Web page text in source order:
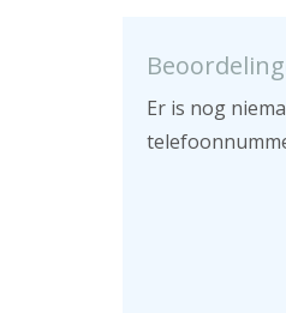
Er is nog